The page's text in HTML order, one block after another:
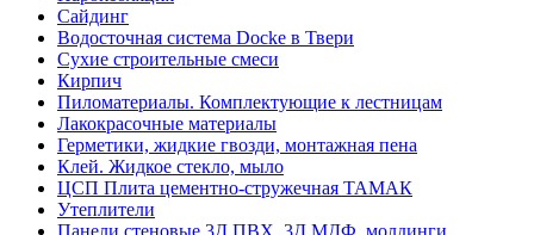
Сайдинг
Водосточная система Docke в Твери
Сухие строительные смеси
Кирпич
Пиломатериалы. Комплектующие к лестницам
Лакокрасочные материалы
Герметики, жидкие гвозди, монтажная пена
Клей. Жидкое стекло, мыло
ЦСП Плита цементно-стружечная ТАМАК
Утеплители
Панели стеновые 3Д ПВХ, 3Д МДФ, молдинги